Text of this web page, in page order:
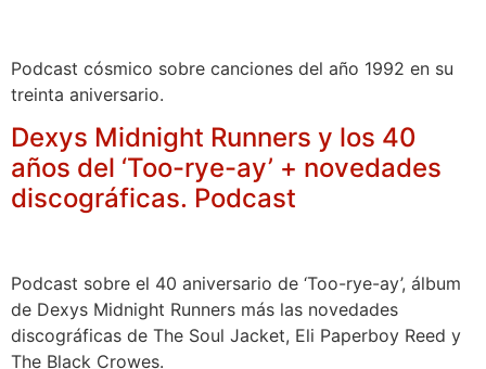
Podcast cósmico sobre canciones del año 1992 en su
treinta aniversario.
Dexys Midnight Runners y los 40
años del ‘Too-rye-ay’ + novedades
discográficas. Podcast
Podcast sobre el 40 aniversario de ‘Too-rye-ay’, álbum
de Dexys Midnight Runners más las novedades
discográficas de The Soul Jacket, Eli Paperboy Reed y
The Black Crowes.